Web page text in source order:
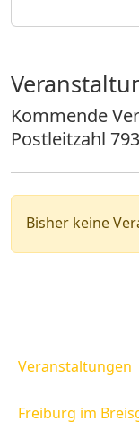
Kommende
Postleitzahl
Bisher keine
Veranstaltungen
Freiburg im